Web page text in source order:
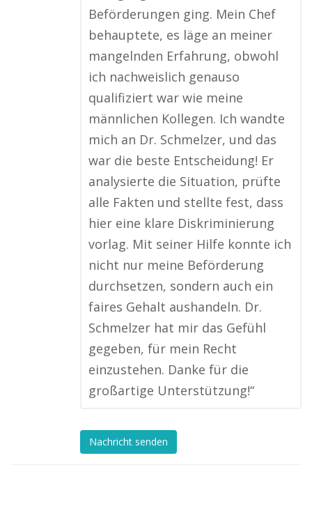
Beförderungen ging. Mein Chef
behauptete, es läge an meiner
mangelnden Erfahrung, obwohl
ich nachweislich genauso
qualifiziert war wie meine
männlichen Kollegen. Ich wandte
mich an Dr. Schmelzer, und das
war die beste Entscheidung! Er
analysierte die Situation, prüfte
alle Fakten und stellte fest, dass
hier eine klare Diskriminierung
vorlag. Mit seiner Hilfe konnte ich
nicht nur meine Beförderung
durchsetzen, sondern auch ein
faires Gehalt aushandeln. Dr.
Schmelzer hat mir das Gefühl
gegeben, für mein Recht
einzustehen. Danke für die
großartige Unterstützung!“
Nachricht senden